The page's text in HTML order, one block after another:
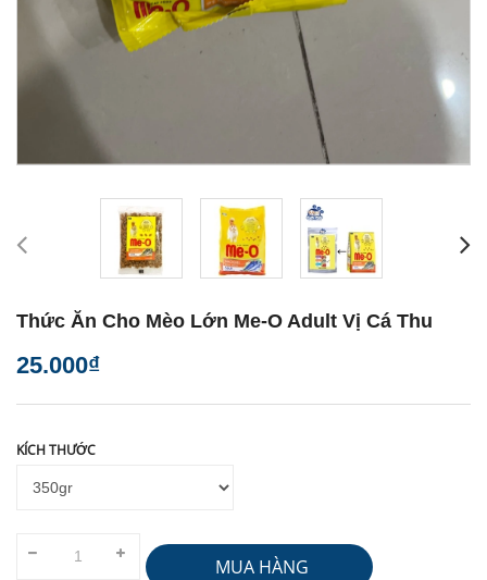
Thức Ăn Cho Mèo Lớn Me-O Adult Vị Cá Thu
25.000₫
KÍCH THƯỚC
MUA HÀNG